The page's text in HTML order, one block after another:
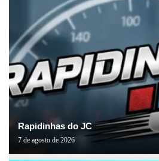
Rapidinhas do JC
7 de agosto de 2026